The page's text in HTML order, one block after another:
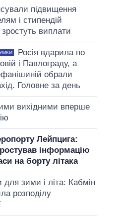
підвищення
і стипендій
виплати
Росія вдарила по
і Павлограду, а
обрали
Головне за день
вихідними вперше
Лейпцига:
інформацію
на борту літака
для зими і літа: Кабмін
розподілу